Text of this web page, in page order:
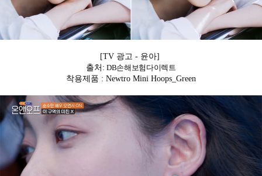
[TV 광고 - 윤아]
출처: DB손해보험다이렉트
착용제품 : Newtro Mini Hoops_Green